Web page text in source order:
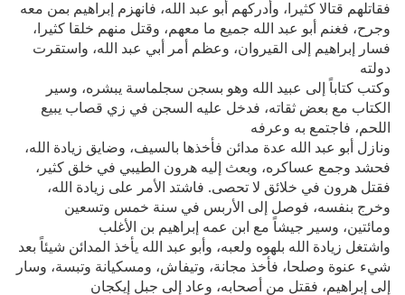
فقاتلهم قتالا كثيرا، وأدركهم أبو عبد الله، فانهزم إبراهيم بمن معه
وجرح، فغنم أبو عبد الله جميع ما معهم، وقتل منهم خلقا كثيرا،
فسار إبراهيم إلى القيروان، وعظم أمر أبي عبد الله، واستقرت
دولته
وكتب كتاباً إلى عبيد الله وهو بسجن سجلماسة يبشره، وسير
الكتاب مع بعض ثقاته، فدخل عليه السجن في زي قصاب يبيع
اللحم، فاجتمع به وعرفه
ونازل أبو عبد الله عدة مدائن فأخذها بالسيف، وضايق زيادة الله،
فحشد وجمع عساكره، وبعث إليه هرون الطيبي في خلق كثير،
فقتل هرون في خلائق لا تحصى. فاشتد الأمر على زيادة الله،
وخرج بنفسه، فوصل إلى الأربس في سنة خمس وتسعين
ومائتين، وسير جيشاً مع ابن عمه إبراهيم بن الأغلب
واشتغل زيادة الله بلهوه ولعبه، وأبو عبد الله يأخذ المدائن شيئاً بعد
شيء عنوة وصلحا، فأخذ مجانة، وتيفاش، ومسكيانة وتبسة، وسار
إلى إبراهيم، فقتل من أصحابه، وعاد إلى جبل إيكجان